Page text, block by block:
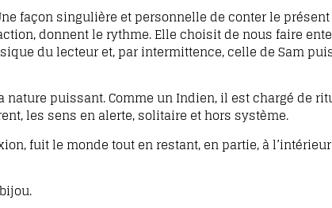
façon singulière et personnelle de conter le
donnent le rythme. Elle choisit de nous faire
du lecteur et, par intermittence, celle de Sam
puissant. Comme un Indien, il est chargé de
les sens en alerte, solitaire et hors système.
fuit le monde tout en restant, en partie, à